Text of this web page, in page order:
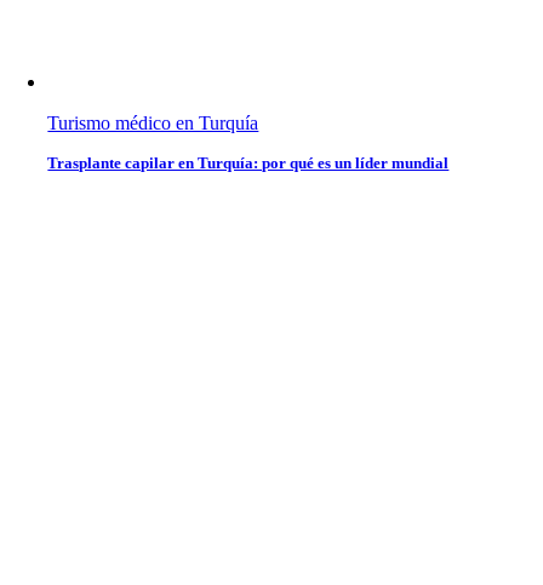
Turismo médico en Turquía
Trasplante capilar en Turquía: por qué es un líder mundial